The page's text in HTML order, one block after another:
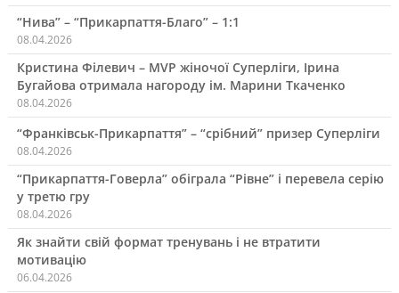
“Нива” – “Прикарпаття-Благо” – 1:1
08.04.2026
Кристина Філевич – MVP жіночої Суперліги, Ірина
Бугайова отримала нагороду ім. Марини Ткаченко
08.04.2026
“Франківськ-Прикарпаття” – “срібний” призер Суперліги
08.04.2026
“Прикарпаття-Говерла” обіграла “Рівне” і перевела серію
у третю гру
08.04.2026
Як знайти свій формат тренувань і не втратити
мотивацію
06.04.2026